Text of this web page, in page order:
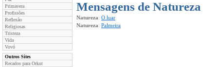
Primavera
Profissões
Reflexão
Religiosas
Tristeza
Vida
Vovó
Outros Sites
Recados para Orkut
Mensagens de Natureza
Natureza: O luar
Natureza: Palmeira